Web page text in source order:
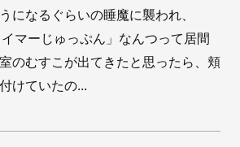
になるぐらいの睡魔に襲われ、
マーじゅっぷん」なんつって居間
のむすこが出てきたと思ったら、頬
けていたの...